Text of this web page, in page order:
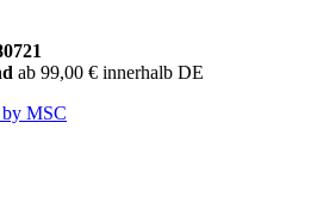
ab 99,00 € innerhalb DE